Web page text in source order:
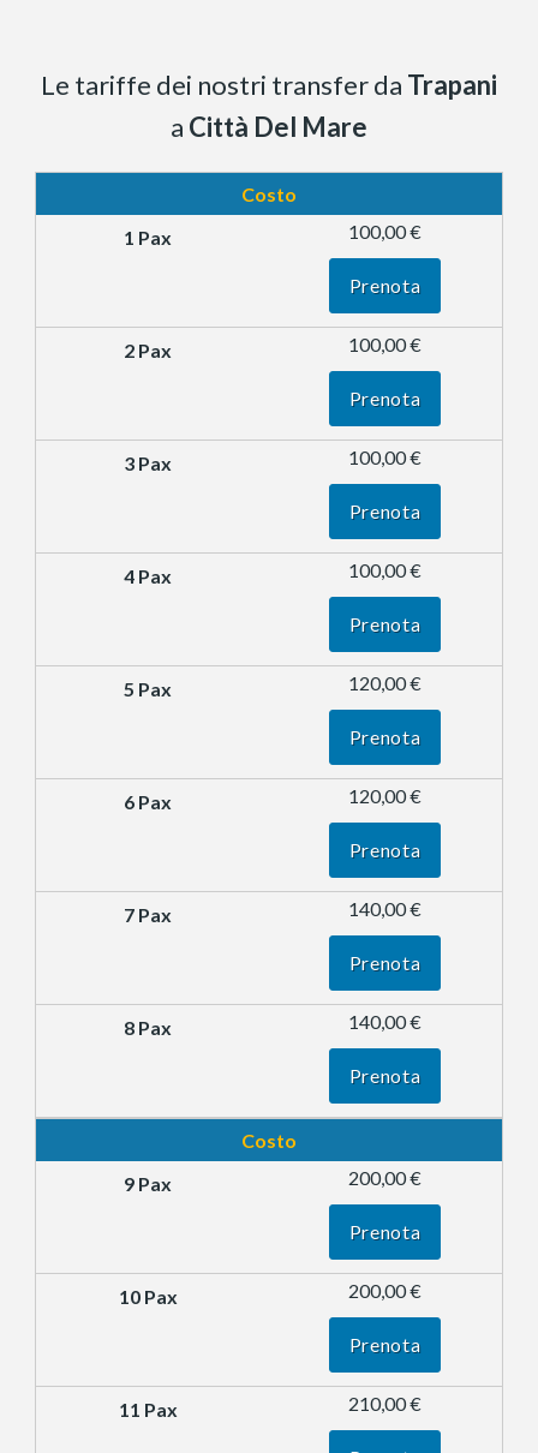
Le tariffe dei nostri transfer da Trapani
a Città Del Mare
Costo
100,00 €
Prenota
100,00 €
Prenota
100,00 €
Prenota
100,00 €
Prenota
120,00 €
Prenota
120,00 €
Prenota
140,00 €
Prenota
140,00 €
Prenota
Costo
200,00 €
Prenota
200,00 €
Prenota
210,00 €